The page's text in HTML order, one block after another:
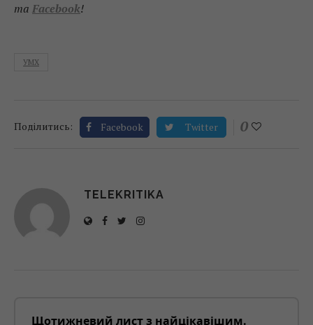
та Facebook!
УМХ
Поділитись: Facebook Twitter 0
TELEKRITIKA
Щотижневий лист з найцікавішим.